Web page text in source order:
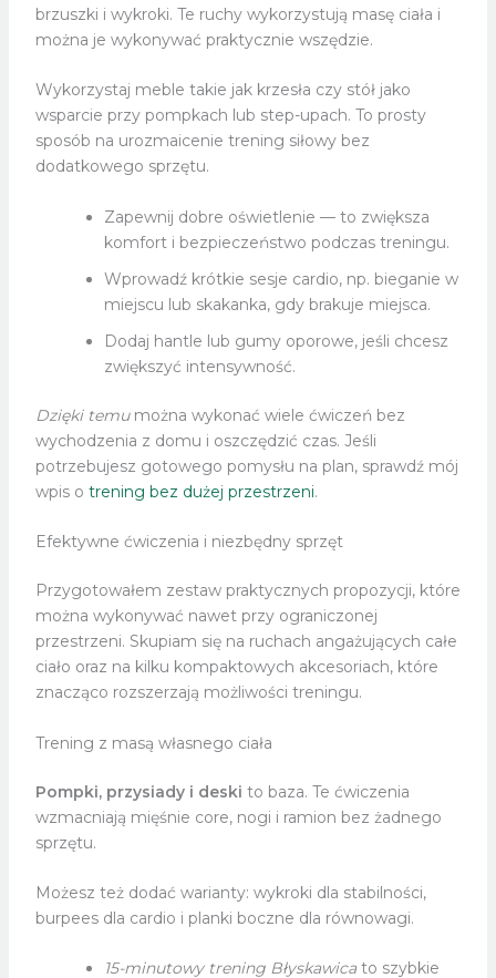
brzuszki i wykroki. Te ruchy wykorzystują masę ciała i
można je wykonywać praktycznie wszędzie.
Wykorzystaj meble takie jak krzesła czy stół jako
wsparcie przy pompkach lub step-upach. To prosty
sposób na urozmaicenie trening siłowy bez
dodatkowego sprzętu.
Zapewnij dobre oświetlenie — to zwiększa
komfort i bezpieczeństwo podczas treningu.
Wprowadź krótkie sesje cardio, np. bieganie w
miejscu lub skakanka, gdy brakuje miejsca.
Dodaj hantle lub gumy oporowe, jeśli chcesz
zwiększyć intensywność.
Dzięki temumożna wykonać wiele ćwiczeń bez
wychodzenia z domu i oszczędzić czas. Jeśli
potrzebujesz gotowego pomysłu na plan, sprawdź mój
wpis o trening bez dużej przestrzeni.
Efektywne ćwiczenia i niezbędny sprzęt
Przygotowałem zestaw praktycznych propozycji, które
można wykonywać nawet przy ograniczonej
przestrzeni. Skupiam się na ruchach angażujących całe
ciało oraz na kilku kompaktowych akcesoriach, które
znacząco rozszerzają możliwości treningu.
Trening z masą własnego ciała
Pompki, przysiady i deski to baza. Te ćwiczenia
wzmacniają mięśnie core, nogi i ramion bez żadnego
sprzętu.
Możesz też dodać warianty: wykroki dla stabilności,
burpees dla cardio i planki boczne dla równowagi.
15-minutowy trening Błyskawicato szybkie